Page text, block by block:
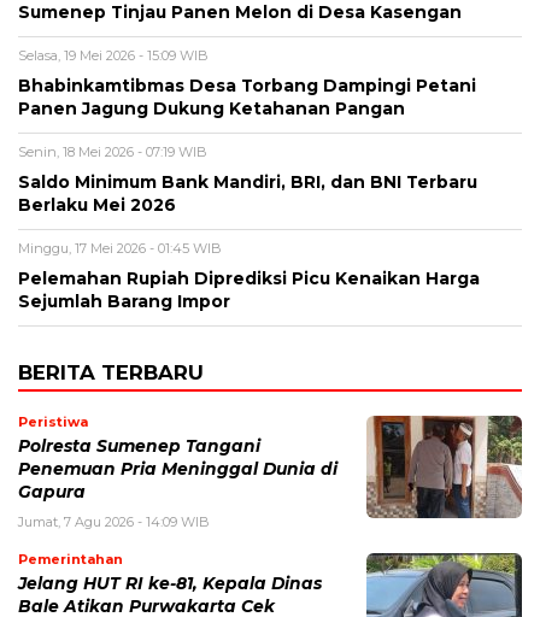
Sumenep Tinjau Panen Melon di Desa Kasengan
Selasa, 19 Mei 2026 - 15:09 WIB
Bhabinkamtibmas Desa Torbang Dampingi Petani
Panen Jagung Dukung Ketahanan Pangan
Senin, 18 Mei 2026 - 07:19 WIB
Saldo Minimum Bank Mandiri, BRI, dan BNI Terbaru
Berlaku Mei 2026
Minggu, 17 Mei 2026 - 01:45 WIB
Pelemahan Rupiah Diprediksi Picu Kenaikan Harga
Sejumlah Barang Impor
BERITA TERBARU
Peristiwa
Polresta Sumenep Tangani
Penemuan Pria Meninggal Dunia di
Gapura
Jumat, 7 Agu 2026 - 14:09 WIB
Pemerintahan
Jelang HUT RI ke-81, Kepala Dinas
Bale Atikan Purwakarta Cek